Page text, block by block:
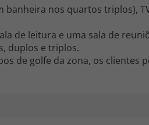
nos quartos triplos),
de leitura e uma sala de
duplos e triplos.
de golfe da zona, os